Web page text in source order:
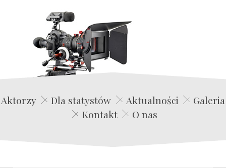
Edwin Film Agencja Aktorska
Aktorzy Dla statystów Aktualności
Galeria
Kontakt
O nas